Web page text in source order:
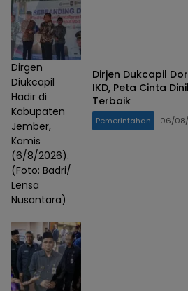
Dirgen
Diukcapil
Hadir di
Kabupaten
Jember,
Kamis
(6/8/2026).
(Foto: Badri/
Lensa
Nusantara)
Dirjen Dukcapil
IKD, Peta Cinta
Terbaik
Pemerintahan 06/